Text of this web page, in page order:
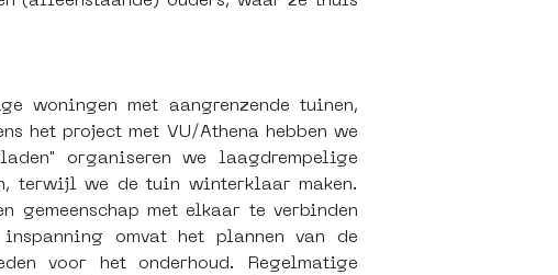
woningen met aangrenzende tuinen,
het project met VU/Athena hebben we
organiseren we laagdrempelige
terwijl we de tuin winterklaar maken.
gemeenschap met elkaar te verbinden
omvat het plannen van de
voor het onderhoud. Regelmatige